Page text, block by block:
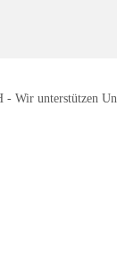
Wir unterstützen